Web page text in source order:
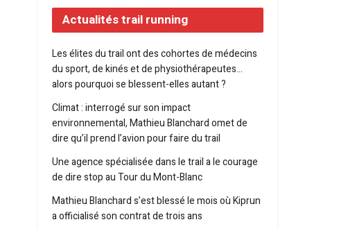
Actualités trail running
Les élites du trail ont des cohortes de médecins
du sport, de kinés et de physiothérapeutes…
alors pourquoi se blessent-elles autant ?
Climat : interrogé sur son impact
environnemental, Mathieu Blanchard omet de
dire qu’il prend l’avion pour faire du trail
Une agence spécialisée dans le trail a le courage
de dire stop au Tour du Mont-Blanc
Mathieu Blanchard s’est blessé le mois où Kiprun
a officialisé son contrat de trois ans